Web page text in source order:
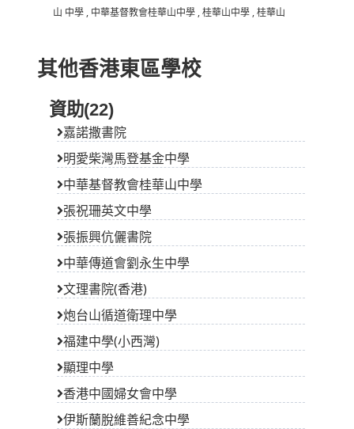
山 中學 , 中華基督教會桂華山中學 ,桂華山中學 ,桂華山
其他香港東區學校
資助(22)
嘉諾撒書院
明愛柴灣馬登基金中學
中華基督教會桂華山中學
張祝珊英文中學
張振興伉儷書院
中華傳道會劉永生中學
文理書院(香港)
炮台山循道衛理中學
福建中學(小西灣)
顯理中學
香港中國婦女會中學
伊斯蘭脫維善紀念中學